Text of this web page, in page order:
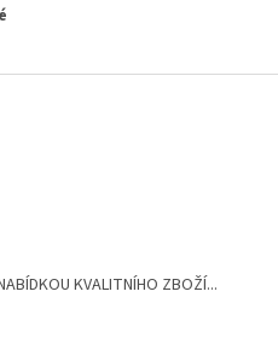
KVALITNÍHO ZBOŽÍ...